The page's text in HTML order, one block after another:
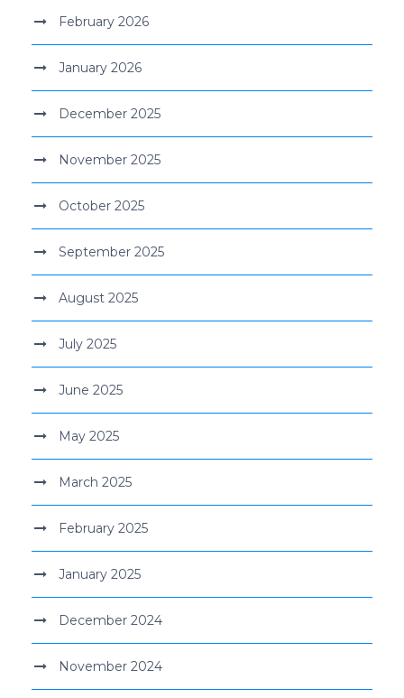
February 2026
January 2026
December 2025
November 2025
October 2025
September 2025
August 2025
July 2025
June 2025
May 2025
March 2025
February 2025
January 2025
December 2024
November 2024